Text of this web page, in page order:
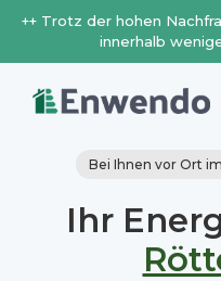
++ Trotz der hohen
innerhalb
Bei Ihnen vor Ort
Ihr